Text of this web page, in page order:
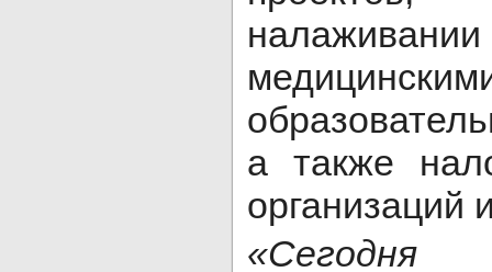
а также
организаций